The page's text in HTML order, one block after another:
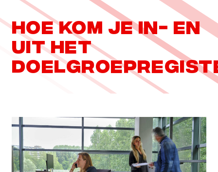
Hoe kom je in- en
uit het